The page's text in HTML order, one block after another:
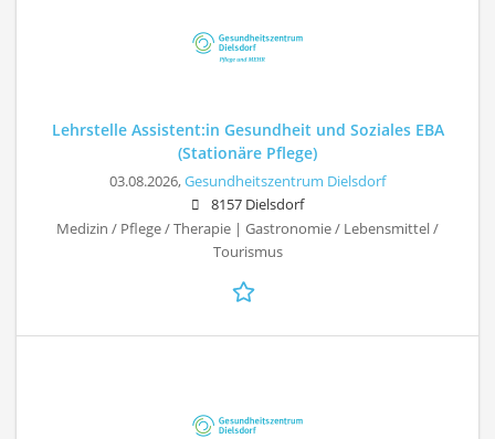
Lehrstelle Assistent:in Gesundheit und Soziales EBA
(Stationäre Pflege)
03.08.2026,Gesundheitszentrum Dielsdorf
8157 Dielsdorf
Medizin / Pflege / Therapie | Gastronomie / Lebensmittel /
Tourismus